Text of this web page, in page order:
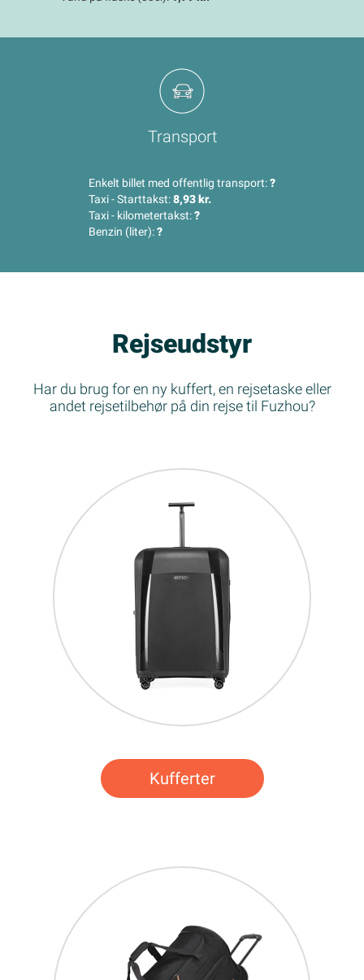
Transport
Enkelt billet med offentlig transport:?
Taxi - Starttakst:8,93 kr.
Taxi - kilometertakst:?
Benzin (liter):?
Rejseudstyr
Har du brug for en ny kuffert, en rejsetaske eller
andet rejsetilbehør på din rejse til Fuzhou?
Kufferter